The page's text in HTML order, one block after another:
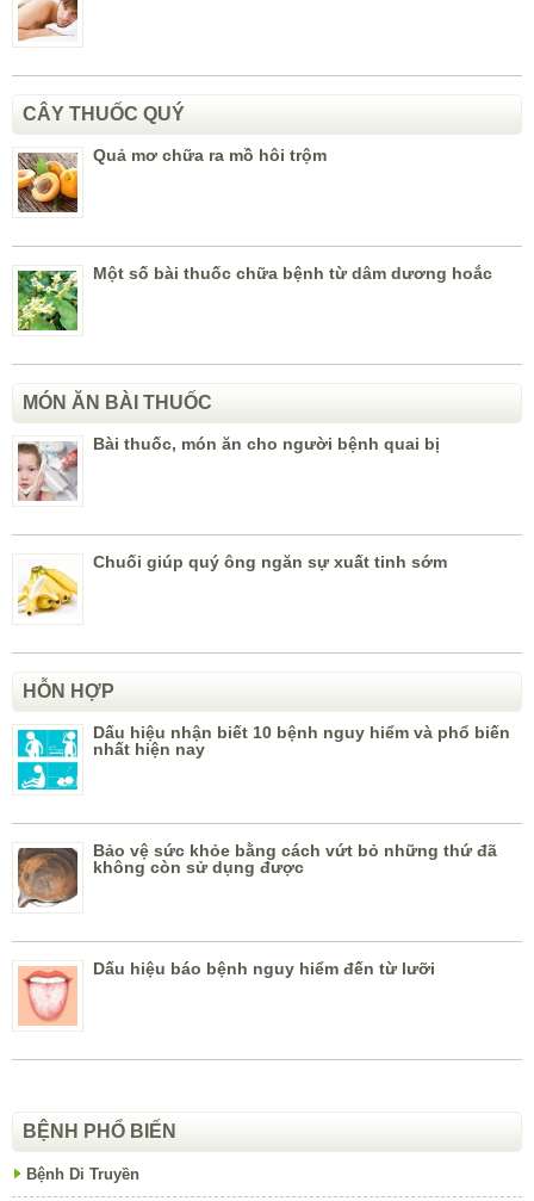
CÂY THUỐC QUÝ
Quả mơ chữa ra mồ hôi trộm
Một số bài thuốc chữa bệnh từ dâm dương hoắc
MÓN ĂN BÀI THUỐC
Bài thuốc, món ăn cho người bệnh quai bị
Chuối giúp quý ông ngăn sự xuất tinh sớm
HỖN HỢP
Dấu hiệu nhận biết 10 bệnh nguy hiểm và phổ biến
nhất hiện nay
Bảo vệ sức khỏe bằng cách vứt bỏ những thứ đã
không còn sử dụng được
Dấu hiệu báo bệnh nguy hiểm đến từ lưỡi
BỆNH PHỔ BIẾN
Bệnh Di Truyền